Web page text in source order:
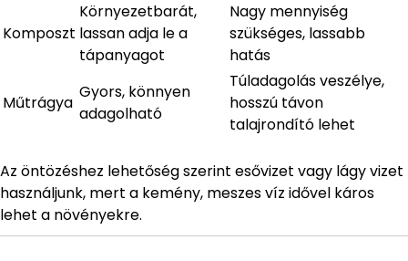
Komposzt
Környezetbarát,
lassan adja le a
tápanyagot
Nagy mennyiség
szükséges, lassabb
hatás
Műtrágya
Gyors, könnyen
adagolható
Túladagolás veszélye,
hosszú távon
talajrondító lehet
Az öntözéshez lehetőség szerint esővizet vagy lágy vizet
használjunk, mert a kemény, meszes víz idővel káros
lehet a növényekre.